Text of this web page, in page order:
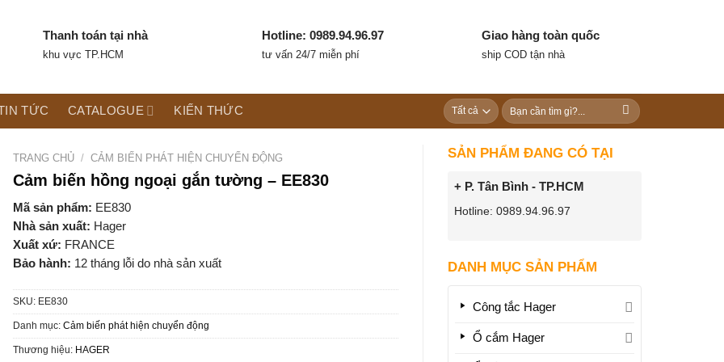
Thanh toán tại nhà
khu vực TP.HCM
Hotline: 0989.94.96.97
tư vấn 24/7 miễn phí
Giao hàng toàn quốc
ship COD tận nhà
TỨC CATALOGUE KIẾN THỨC
Tìm
kiếm:
SẢN PHẨM ĐANG CÓ TẠI
+ P. Tân Bình - TP.HCM
Hotline: 0989.94.96.97
DANH MỤC SẢN PHẨM
Công tắc Hager
Ổ cắm Hager
TRANG CHỦ / CẢM BIẾN PHÁT HIỆN CHUYỂN ĐỘNG
Cảm biến hồng ngoại gắn tường – EE830
Mã sản phẩm: EE830
Nhà sản xuất: Hager
Xuất xứ: FRANCE
Bảo hành: 12 tháng lỗi do nhà sản xuất
SKU: EE830
Danh mục:Cảm biến phát hiện chuyển động
Thương hiệu: HAGER